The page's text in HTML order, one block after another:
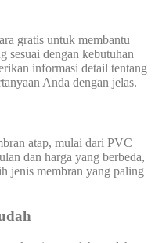
gratis untuk membantu
sesuai dengan kebutuhan
informasi detail tentang
Anda dengan jelas.
atap, mulai dari PVC
dan harga yang berbeda,
jenis membran yang paling